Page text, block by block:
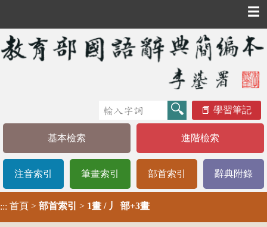
☰
學習筆記
基本檢索 進階檢索
注音索引 筆畫索引 部首索引 辭典附錄
::: 首頁 > 部首索引 > 1畫 / 丿 部+3畫